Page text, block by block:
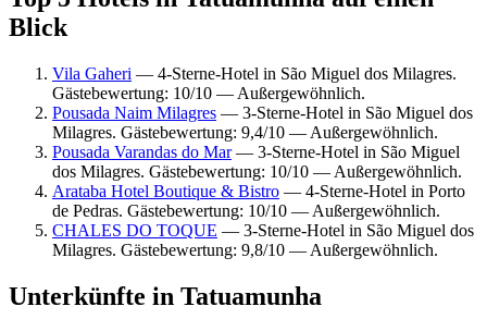
Blick
Vila Gaheri — 4-Sterne-Hotel in São Miguel dos Milagres.
Gästebewertung: 10/10 — Außergewöhnlich.
Pousada Naim Milagres — 3-Sterne-Hotel in São Miguel dos
Milagres. Gästebewertung: 9,4/10 — Außergewöhnlich.
Pousada Varandas do Mar— 3-Sterne-Hotel in São Miguel
dos Milagres. Gästebewertung: 10/10 — Außergewöhnlich.
Arataba Hotel Boutique & Bistro — 4-Sterne-Hotel in Porto
de Pedras. Gästebewertung: 10/10 — Außergewöhnlich.
CHALES DO TOQUE — 3-Sterne-Hotel in São Miguel dos
Milagres. Gästebewertung: 9,8/10 — Außergewöhnlich.
Unterkünfte in Tatuamunha